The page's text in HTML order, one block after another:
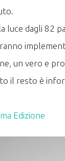
luce dagli 82
un vero e
il resto è
Edizione